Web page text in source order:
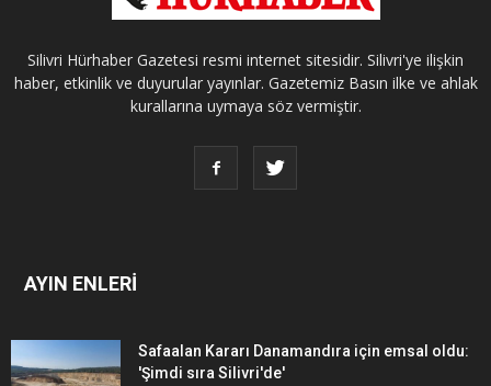
Silivri Hürhaber Gazetesi resmi internet sitesidir. Silivri'ye ilişkin
haber, etkinlik ve duyurular yayınlar. Gazetemiz Basın ilke ve ahlak
kurallarına uymaya söz vermiştir.
AYIN ENLERİ
Safaalan Kararı Danamandıra için emsal oldu:
'Şimdi sıra Silivri'de'